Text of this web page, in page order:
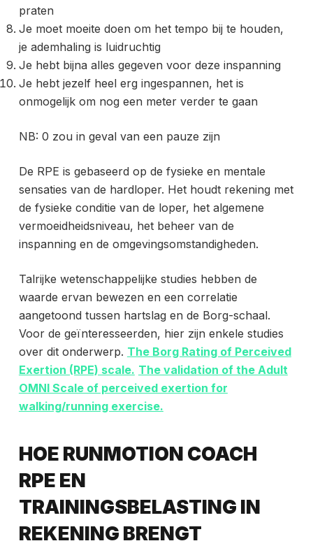
praten
Je moet moeite doen om het tempo bij te houden,
je ademhaling is luidruchtig
Je hebt bijna alles gegeven voor deze inspanning
Je hebt jezelf heel erg ingespannen, het is
onmogelijk om nog een meter verder te gaan
NB: 0 zou in geval van een pauze zijn
De RPE is gebaseerd op de fysieke en mentale
sensaties van de hardloper. Het houdt rekening met
de fysieke conditie van de loper, het algemene
vermoeidheidsniveau, het beheer van de
inspanning en de omgevingsomstandigheden.
Talrijke wetenschappelijke studies hebben de
waarde ervan bewezen en een correlatie
aangetoond tussen hartslag en de Borg-schaal.
Voor de geïnteresseerden, hier zijn enkele studies
over dit onderwerp. The Borg Rating of Perceived
Exertion (RPE) scale. The validation of the Adult
OMNI Scale of perceived exertion for
walking/running exercise.
HOE RUNMOTION COACH
RPE EN
TRAININGSBELASTING IN
REKENING BRENGT